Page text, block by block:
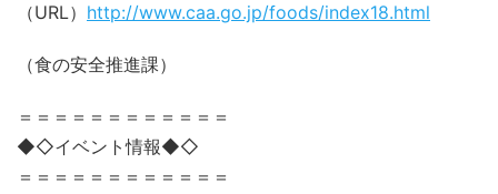
（URL） http://www.caa.go.jp/foods/index18.html
（食の安全推進課）
＝＝＝＝＝＝＝＝＝＝＝＝
◆◇イベント情報◆◇
＝＝＝＝＝＝＝＝＝＝＝＝